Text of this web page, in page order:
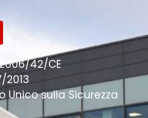
42/CE
2013
Unico sulla Sicurezza